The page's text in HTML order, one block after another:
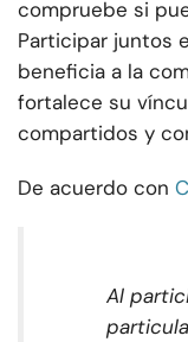
compruebe si
Participar juntos
beneficia a la
fortalece su
compartidos y
De acuerdo con
Al